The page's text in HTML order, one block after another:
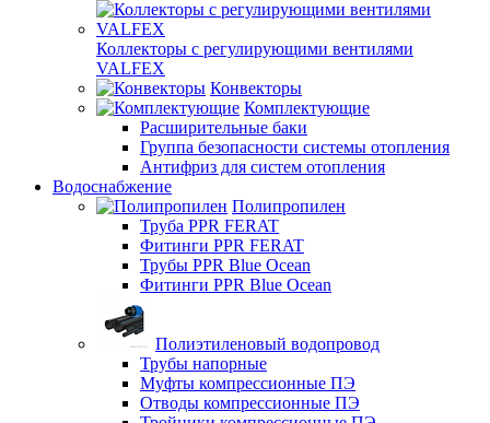
Коллекторы с регулирующими вентилями
VALFEX
Конвекторы
Комплектующие
Расширительные баки
Группа безопасности системы отопления
Антифриз для систем отопления
Водоснабжение
Полипропилен
Труба PPR FERAT
Фитинги PPR FERAT
Трубы PPR Blue Ocean
Фитинги PPR Blue Ocean
Полиэтиленовый водопровод
Трубы напорные
Муфты компрессионные ПЭ
Отводы компрессионные ПЭ